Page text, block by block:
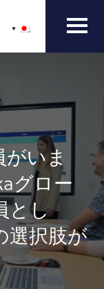
いま
グロー
とし
選択肢が